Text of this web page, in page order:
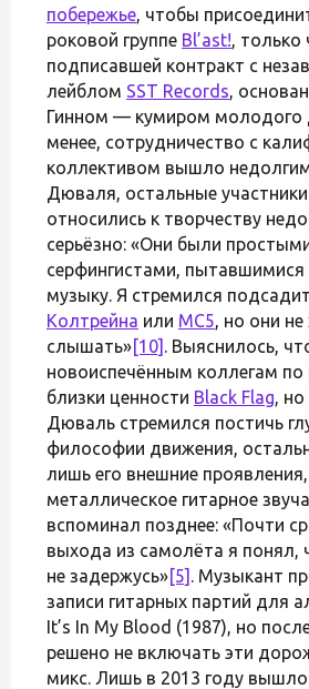
побережье, чтобы
роковой группе Bl’ast!, только
подписавшей контракт с
лейблом SST Records,
Гинном — кумиром молодого
менее, сотрудничество с
коллективом вышло
Дюваля, остальные участники
относились к творчеству
серьёзно: «Они были
серфингистами, пытавшимися
музыку. Я стремился
Колтрейна или MC5, но они
слышать»[10] . Выяснилось,
новоиспечённым коллегам по
близки ценности Black Flag, но
Дюваль стремился постичь
философии движения,
лишь его внешние проявления,
металлическое гитарное
вспоминал позднее: «Почти
выхода из самолёта я понял,
не задержусь»[5] . Музыкант
записи гитарных партий для
It’s In My Blood (1987), но
решено не включать эти
микс. Лишь в 2013 году вышло